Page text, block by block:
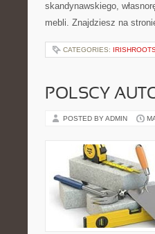
skandynawskiego,
mebli. Znajdziesz na
CATEGORIES:
POLSCY
POSTED BY ADMIN